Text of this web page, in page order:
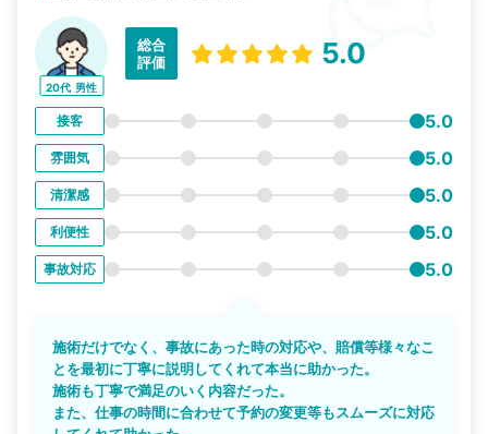
20代 男性
総合
評価
5.0
接客 5.0
雰囲気 5.0
清潔感 5.0
利便性 5.0
事故対応 5.0
施術だけでなく、事故にあった時の対応や、賠償等様々なこ
とを最初に丁寧に説明してくれて本当に助かった。
施術も丁寧で満足のいく内容だった。
また、仕事の時間に合わせて予約の変更等もスムーズに対応